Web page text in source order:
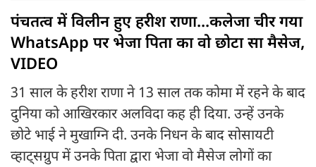
पंचतत्व में विलीन हुए हरीश राणा...कलेजा चीर गया
WhatsApp पर भेजा पिता का वो छोटा सा मैसेज,
VIDEO
31 साल के हरीश राणा ने 13 साल तक कोमा में रहने के बाद
दुनिया को आखिरकार अलविदा कह ही दिया. उन्हें उनके
छोटे भाई ने मुखाग्नि दी. उनके निधन के बाद सोसायटी
व्हाट्सग्रुप में उनके पिता द्वारा भेजा वो मैसेज लोगों का